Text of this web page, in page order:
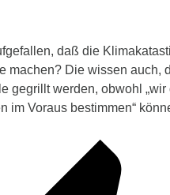
daß die
machen? Die wissen auch,
gegrillt werden, obwohl „wir
im Voraus bestimmen“